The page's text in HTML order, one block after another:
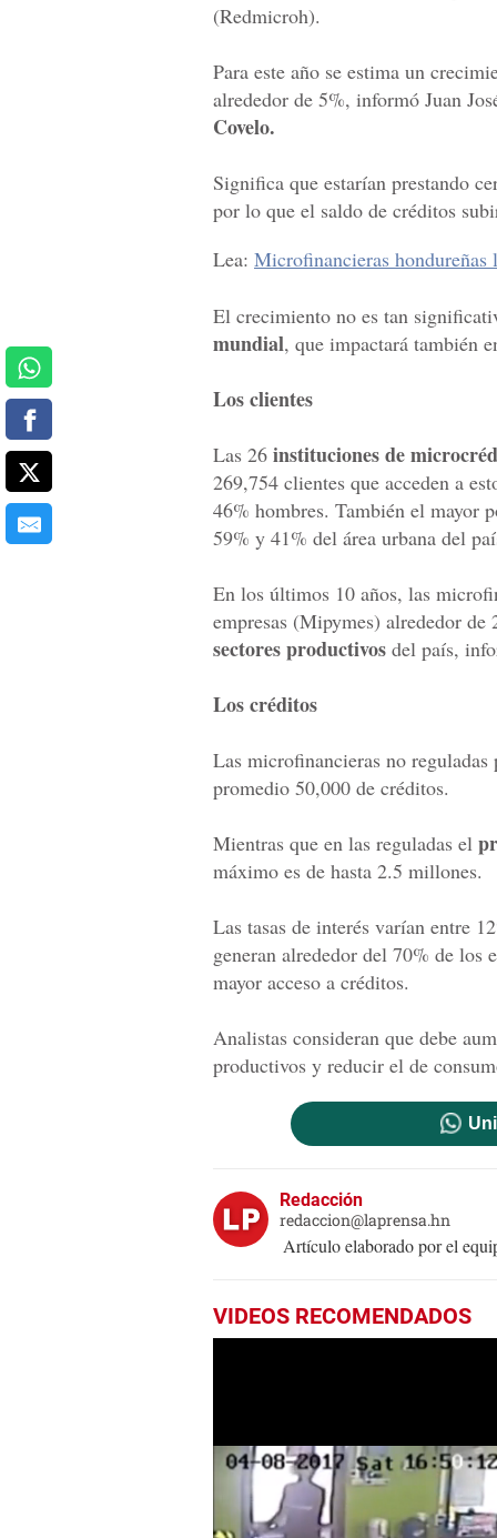
(Redmicroh).
Para este año se estima un
alrededor de 5%, informó Juan
Covelo.
Significa que estarían prestando
por lo que el saldo de créditos
Lea: Microfinancieras hondureñas
El crecimiento no es tan
mundial, que impactará también
Los clientes
Las 26 instituciones de
269,754 clientes que acceden a
46% hombres. También el mayor
59% y 41% del área urbana del
En los últimos 10 años, las
empresas (Mipymes) alrededor
sectores productivos del país,
Los créditos
Las microfinancieras no
promedio 50,000 de créditos.
Mientras que en las reguladas el
máximo es de hasta 2.5 millones.
Las tasas de interés varían entre
generan alrededor del 70% de los
mayor acceso a créditos.
Analistas consideran que debe
productivos y reducir el de
Redacción
redaccion@laprensa.hn
Artículo elaborado por el
VIDEOS RECOMENDADOS